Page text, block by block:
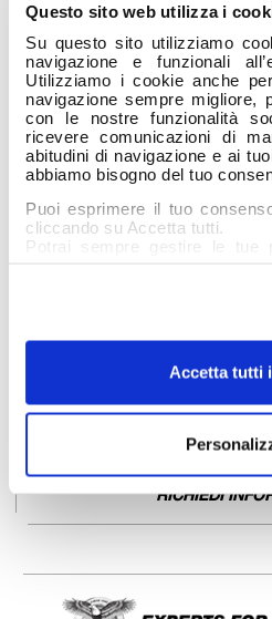
Questo sito web utilizza i
Su questo sito utilizziamo
navigazione e funzionali
Utilizziamo i cookie anche
navigazione sempre migliore,
con le nostre funzionalità
ricevere comunicazioni di
abitudini di navigazione e ai
abbiamo bisogno del tuo
Puoi esprimere il tuo
cliccando su Accetta tutti.
Potrai sempre gestire le tue
Accetta tutti
RICHIEDI